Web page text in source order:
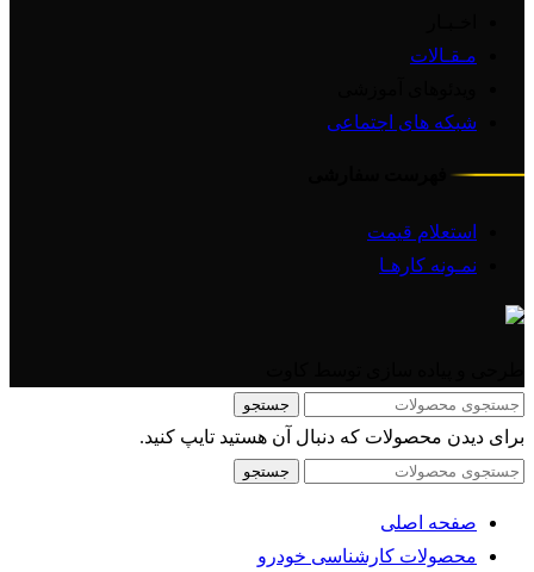
مـقـالات
شبکه های اجتماعی
استعلام قیمت
نمـونه کارهـا
جستجو
برای دیدن محصولات که دنبال آن هستید تایپ کنید.
جستجو
صفحه اصلی
محصولات کارشناسی خودرو